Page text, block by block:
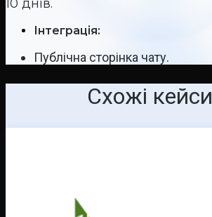
10 днів.
Інтеграція:
Публічна сторінка чату.
Схожі кейси